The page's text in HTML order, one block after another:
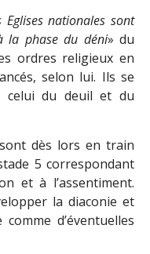
nationales sont
la phase du déni» du
ordres religieux en
selon lui. Ils se
celui du deuil et du
dès lors en train
5 correspondant
et à l’assentiment.
la diaconie et
d’éventuelles